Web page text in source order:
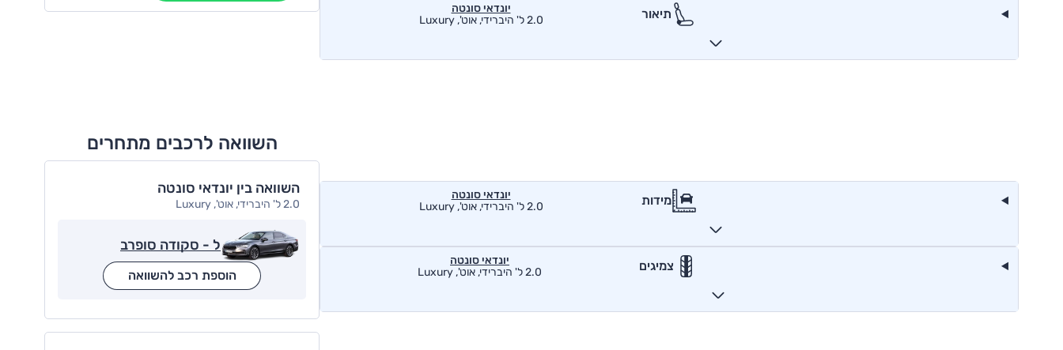
תיאור
יונדאי סונטה
2.0 ל' היברידי, אוט', Luxury
מידות
יונדאי סונטה
2.0 ל' היברידי, אוט', Luxury
צמיגים
יונדאי סונטה
2.0 ל' היברידי, אוט', Luxury
השוואה לרכבים מתחרים
השוואה בין יונדאי סונטה
2.0 ל' היברידי, אוט', Luxury
ל - סקודה סופרב
הוספת רכב להשוואה